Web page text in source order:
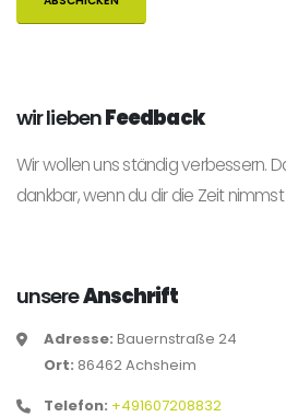
wir liebenFeedback
Wir wollen uns ständig verbessern.
dankbar, wenn du dir die Zeit
unsereAnschrift
Adresse: Bauernstraße 24
Ort: 86462 Achsheim
Telefon: +491607208832